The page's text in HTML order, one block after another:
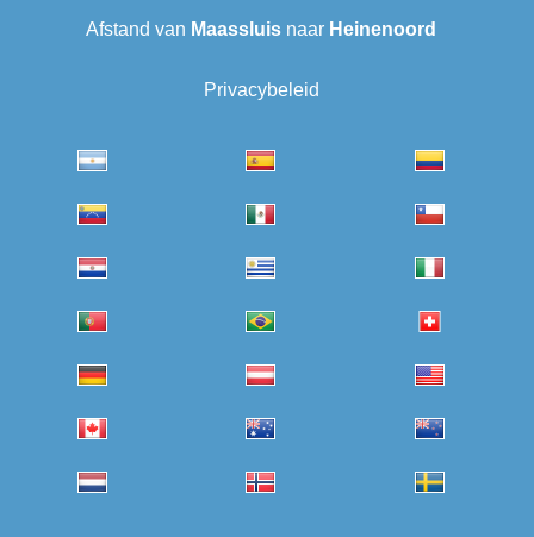
Afstand van Maassluis naar Heinenoord
Privacybeleid